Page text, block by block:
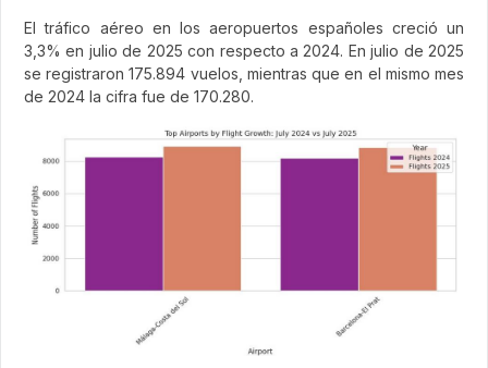
El tráfico aéreo en los aeropuertos españoles creció un
3,3% en julio de 2025 con respecto a 2024. En julio de 2025
se registraron 175.894 vuelos, mientras que en el mismo mes
de 2024 la cifra fue de 170.280.